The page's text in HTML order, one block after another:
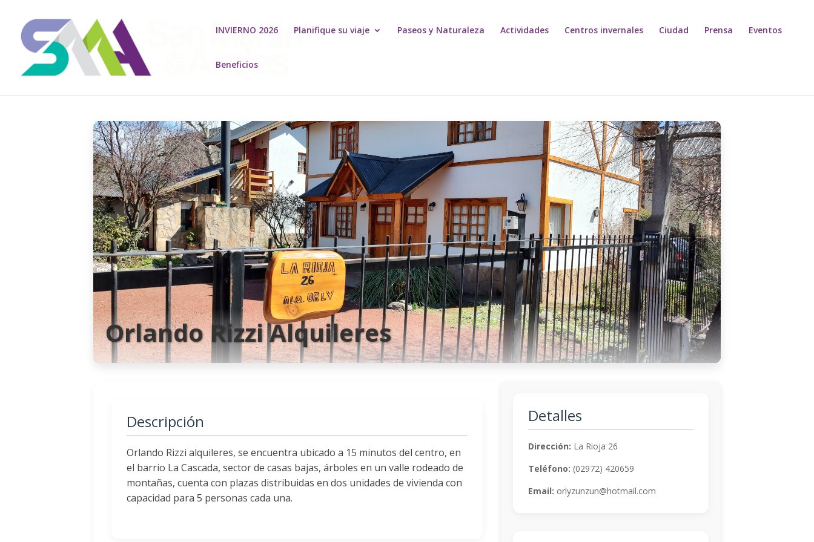
INVIERNO 2026 Planifique su viaje Paseos y Naturaleza Actividades Centros invernales Ciudad Prensa Eventos
Beneficios
Orlando Rizzi Alquileres
Descripción
Orlando Rizzi alquileres, se encuentra ubicado a 15 minutos del centro, en
el barrio La Cascada, sector de casas bajas, árboles en un valle rodeado de
montañas, cuenta con plazas distribuidas en dos unidades de vivienda con
capacidad para 5 personas cada una.
Detalles
Dirección: La Rioja 26
Teléfono: (02972) 420659
Email: orlyzunzun@hotmail.com